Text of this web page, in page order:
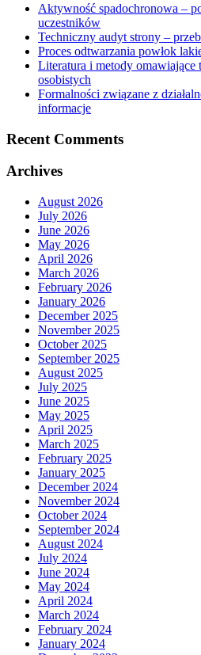
Aktywność spadochronowa –
uczestników
Techniczny audyt strony –
Proces odtwarzania powłok
Literatura i metody omawiające
osobistych
Formalności związane z
informacje
Recent Comments
Archives
August 2026
July 2026
June 2026
May 2026
April 2026
March 2026
February 2026
January 2026
December 2025
November 2025
October 2025
September 2025
August 2025
July 2025
June 2025
May 2025
April 2025
March 2025
February 2025
January 2025
December 2024
November 2024
October 2024
September 2024
August 2024
July 2024
June 2024
May 2024
April 2024
March 2024
February 2024
January 2024